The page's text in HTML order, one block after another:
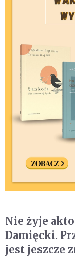
Nie żyje
Damięcki.
jest jeszcze